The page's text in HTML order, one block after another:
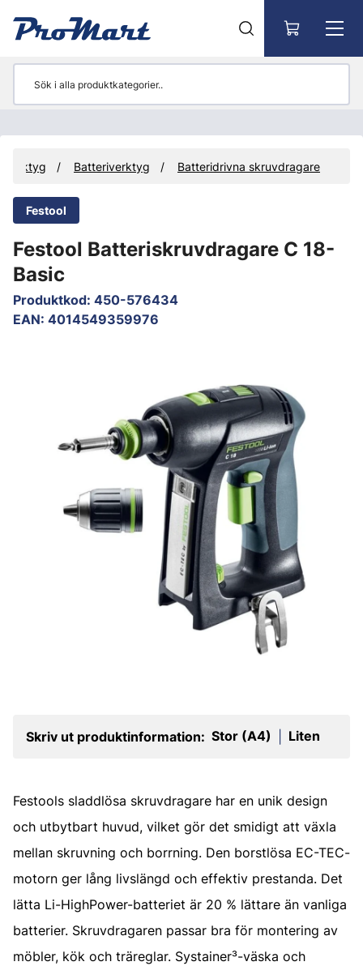
Verktyg Batteriverktyg Batteridrivna skruvdragare
Festool
Festool Batteriskruvdragare C 18-
Basic
Produktkod: 450-576434
EAN: 4014549359976
Skriv ut produktinformation: Stor (A4) Liten
Festools sladdlösa skruvdragare har en unik design
och utbytbart huvud, vilket gör det smidigt att växla
mellan skruvning och borrning. Den borstlösa EC-TEC-
motorn ger lång livslängd och effektiv prestanda. Det
lätta Li-HighPower-batteriet är 20 % lättare än vanliga
batterier. Skruvdragaren passar bra för montering av
möbler, kök och träreglar. Systainer³-väska och